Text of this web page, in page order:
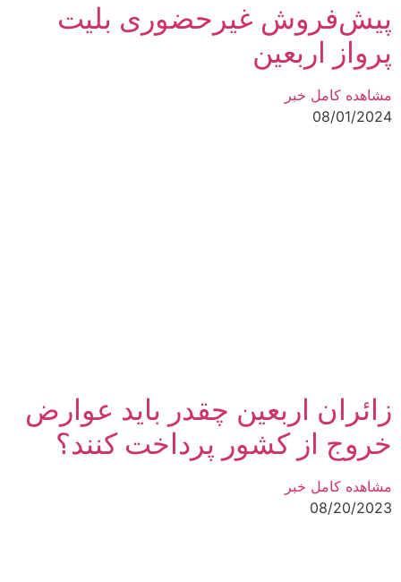
پیش‌فروش غیرحضوری بلیت
پرواز اربعین
مشاهده کامل خبر
08/01/2024
زائران اربعین چقدر باید عوارض
خروج از کشور پرداخت کنند؟
مشاهده کامل خبر
08/20/2023